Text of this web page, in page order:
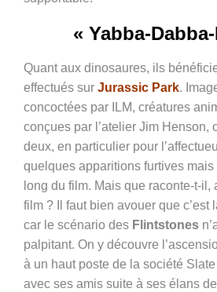
« Yabba-
Quant aux dinosaures, ils
effectués sur Jurassic Park.
concoctées par ILM, créatures
conçues par l’atelier Jim Henson,
deux, en particulier pour
quelques apparitions furtives mais
long du film. Mais que raconte-t-il,
film ? Il faut bien avouer que c’est
car le scénario des Flintstones
palpitant. On y découvre
à un haut poste de la société
avec ses amis suite à ses élans